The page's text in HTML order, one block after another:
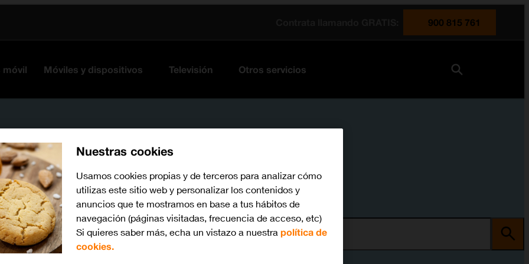
900 815 761
móvil Móviles y dispositivos Televisión Otros servicios
Busca por problema o tema
Nuestras cookies
Usamos cookies propias y de terceros para analizar cómo
utilizas este sitio web y personalizar los contenidos y
anuncios que te mostramos en base a tus hábitos de
navegación (páginas visitadas, frecuencia de acceso, etc)
Si quieres saber más, echa un vistazo a nuestra política de
cookies.